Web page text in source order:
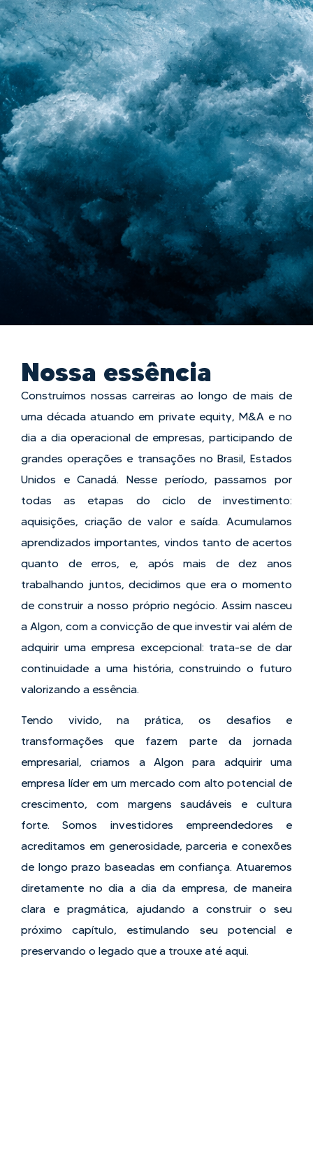
Nossa essência​
Construímos nossas carreiras ao longo de mais de
uma década atuando em private equity, M&A e no
dia a dia operacional de empresas, participando de
grandes operações e transações no Brasil, Estados
Unidos e Canadá. Nesse período, passamos por
todas as etapas do ciclo de investimento:
aquisições, criação de valor e saída. Acumulamos
aprendizados importantes, vindos tanto de acertos
quanto de erros, e, após mais de dez anos
trabalhando juntos, decidimos que era o momento
de construir a nosso próprio negócio. Assim nasceu
a Algon, com a convicção de que investir vai além de
adquirir uma empresa excepcional: trata-se de dar
continuidade a uma história, construindo o futuro
valorizando a essência.
Tendo vivido, na prática, os desafios e
transformações que fazem parte da jornada
empresarial, criamos a Algonpara adquirir uma
empresa líder em um mercado com alto potencial de
crescimento, com margens saudáveis e cultura
forte. Somos investidores empreendedores e
acreditamos em generosidade, parceria e conexões
de longoprazo baseadas em confiança. Atuaremos
diretamente no dia a dia da empresa, de maneira
clara e pragmática, ajudando a construir o seu
próximo capítulo, estimulando seu potencial e
preservando o legado que a trouxe até aqui.